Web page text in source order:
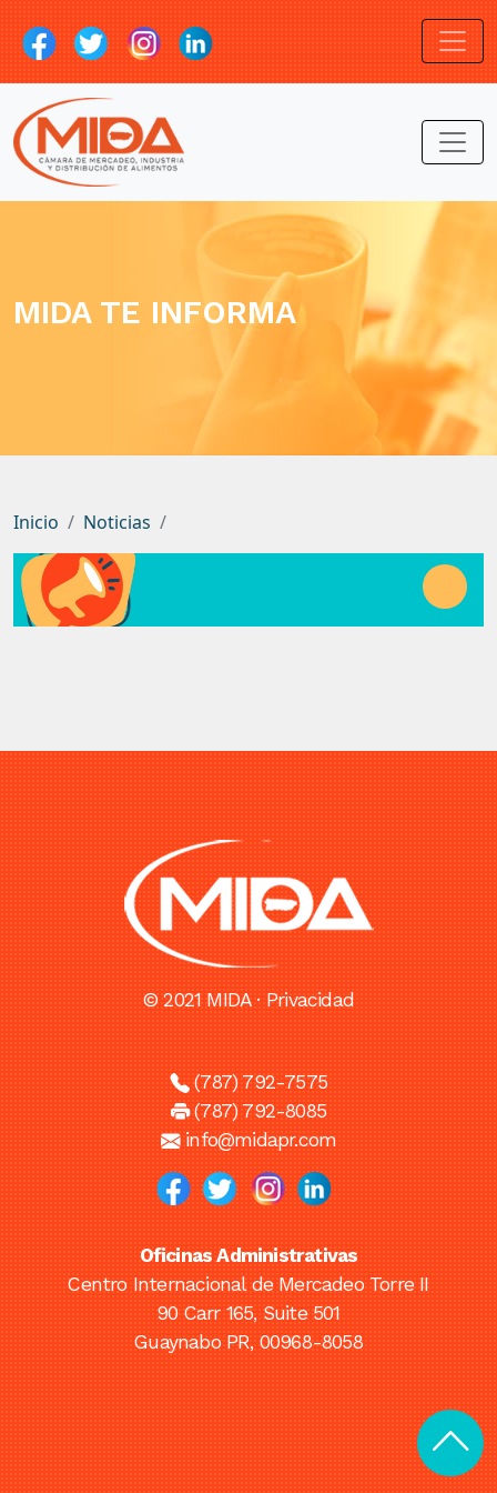
MIDA TE INFORMA
Inicio Noticias
© 2021 MIDA ·Privacidad
(787) 792-7575
(787) 792-8085
info@midapr.com
Oficinas Administrativas
Centro Internacional de Mercadeo Torre II
90 Carr 165, Suite 501
Guaynabo PR, 00968-8058